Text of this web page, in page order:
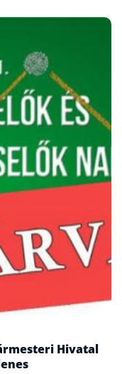
Hivatal